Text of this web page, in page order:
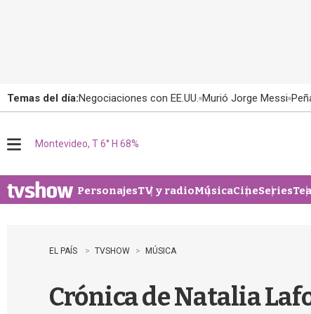
Temas del día:Negociaciones con EE.UU. Murió Jorge Messi
u
Montevideo, T 6° H 68%
PersonajesTV y radioMúsicaCineSeries
EL PAÍS TVSHOW MÚSICA
Crónica de Natalia